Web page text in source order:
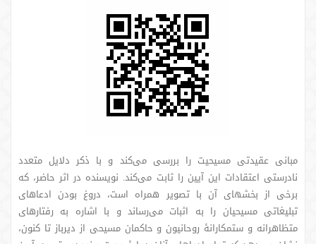
مبانی عقیدتی مسیحیت را بررسی می‌کند و با ذکر دلایل متعدد
نادرستی اعتقادات این آیین را ثابت می‌کند. نویسنده در اثر حاضر، که
برخی از بخشهای آن با تصویر همراه است، دروغ بودن ادعاهای
تبلیغاتی مسیحیان را به اثبات می‌رساند و با اشاره به رفتارهای
متظاهرانه و ستمکارانۀ روحانیون و حاکمان مسیحی از دیرباز تا کنون،